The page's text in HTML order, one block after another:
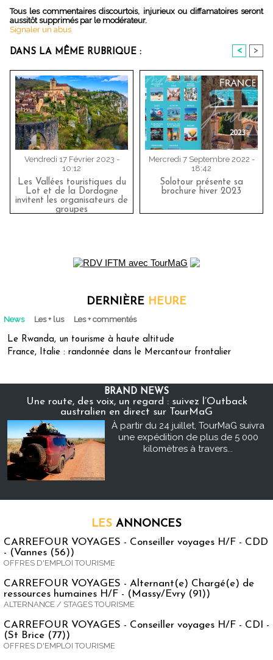
Tous les commentaires discourtois, injurieux ou diffamatoires seront
aussitôt supprimés par le modérateur.
Signaler un abus
DANS LA MÊME RUBRIQUE : < >
Vendredi 17 Février 2023 -
10:12
Les Vallées touristiques du
Lot et de la Dordogne
invitent les organisateurs de
groupes
Mercredi 7 Septembre 2022 -
18:42
Solotour présente sa
brochure hiver 2023
DERNIÈRE HEURE
News Les + lus Les + commentés
Le Rwanda, un tourisme à haute altitude
France, Italie : randonnée dans le Mercantour frontalier
BRAND NEWS
Une route, des voix, un regard : suivez l’Outback
australien en direct sur TourMaG
À partir du 24 juillet, TourMaG suivra
une expédition de plus de 5 000
kilomètres à travers...
LES ANNONCES
CARREFOUR VOYAGES - Conseiller voyages H/F - CDD
- (Vannes (56))
OFFRES D'EMPLOI TOURISME
CARREFOUR VOYAGES - Alternant(e) Chargé(e) de
ressources humaines H/F - (Massy/Evry (91))
ALTERNANCE / STAGES TOURISME
CARREFOUR VOYAGES - Conseiller voyages H/F - CDI -
(St Brice (77))
OFFRES D'EMPLOI TOURISME